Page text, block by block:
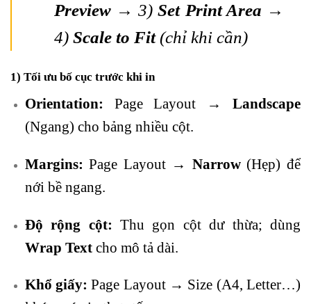
Preview→ 3)Set Print Area →
4) Scale to Fit(chỉ khi cần)
1) Tối ưu bố cục trước khi in
Orientation: Page Layout → Landscape
(Ngang) cho bảng nhiều cột.
Margins: Page Layout → Narrow(Hẹp) để
nới bề ngang.
Độ rộng cột: Thu gọn cột dư thừa; dùng
Wrap Textcho mô tả dài.
Khổ giấy: Page Layout → Size (A4, Letter…)